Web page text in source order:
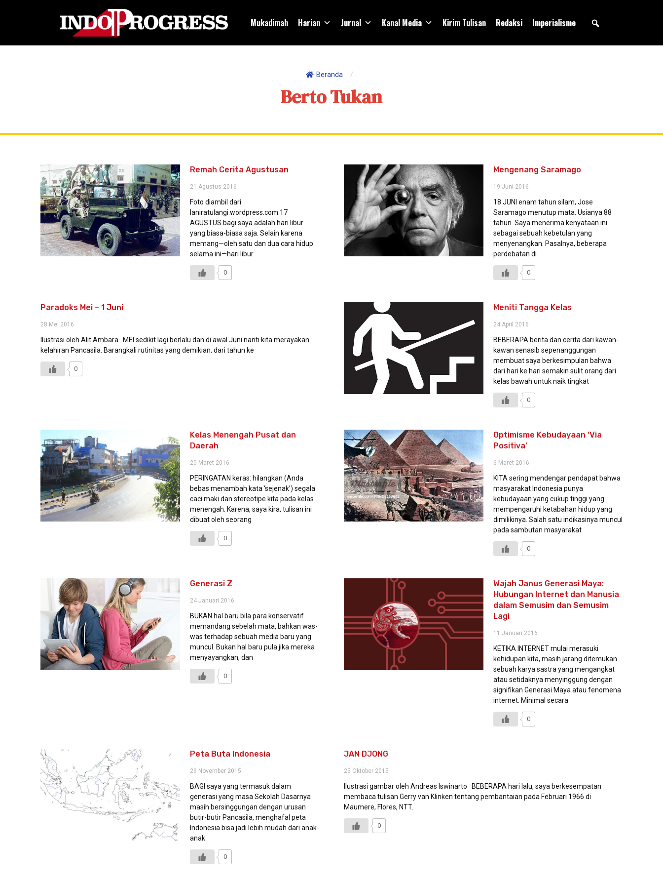
Mukadimah Harian Jurnal Kanal Media Kirim Tulisan Redaksi Imperialisme
Beranda /
Berto Tukan
Remah Cerita Agustusan
21 Agustus 2016
Foto diambil dari
laniratulangi.wordpress.com 17
AGUSTUS bagi saya adalah hari libur
yang biasa-biasa saja. Selain karena
memang—oleh satu dan dua cara hidup
selama ini—hari libur
0
Mengenang Saramago
19 Juni 2016
18 JUNI enam tahun silam, Jose
Saramago menutup mata. Usianya 88
tahun. Saya menerima kenyataan ini
sebagai sebuah kebetulan yang
menyenangkan. Pasalnya, beberapa
perdebatan di
0
Paradoks Mei – 1 Juni
28 Mei 2016
Ilustrasi oleh Alit Ambara MEI sedikit lagi berlalu dan di awal Juni nanti kita merayakan
kelahiran Pancasila. Barangkali rutinitas yang demikian, dari tahun ke
0
Meniti Tangga Kelas
24 April 2016
BEBERAPA berita dan cerita dari kawan-
kawan senasib sepenanggungan
membuat saya berkesimpulan bahwa
dari hari ke hari semakin sulit orang dari
kelas bawah untuk naik tingkat
0
Kelas Menengah Pusat dan
Daerah
20 Maret 2016
PERINGATAN keras: hilangkan (Anda
bebas menambah kata ‘sejenak’) segala
caci maki dan stereotipe kita pada kelas
menengah. Karena, saya kira, tulisan ini
dibuat oleh seorang
0
Optimisme Kebudayaan ‘Via
Positiva’
6 Maret 2016
KITA sering mendengar pendapat bahwa
masyarakat Indonesia punya
kebudayaan yang cukup tinggi yang
mempengaruhi ketabahan hidup yang
dimilikinya. Salah satu indikasinya muncul
pada sambutan masyarakat
0
Generasi Z
24 Januari 2016
BUKAN hal baru bila para konservatif
memandang sebelah mata, bahkan was-
was terhadap sebuah media baru yang
muncul. Bukan hal baru pula jika mereka
menyayangkan, dan
0
Wajah Janus Generasi Maya:
Hubungan Internet dan Manusia
dalam Semusim dan Semusim
Lagi
11 Januari 2016
KETIKA INTERNET mulai merasuki
kehidupan kita, masih jarang ditemukan
sebuah karya sastra yang mengangkat
atau setidaknya menyinggung dengan
signifikan Generasi Maya atau fenomena
internet. Minimal secara
0
Peta Buta Indonesia
29 November 2015
BAGI saya yang termasuk dalam
generasi yang masa Sekolah Dasarnya
masih bersinggungan dengan urusan
butir-butir Pancasila, menghafal peta
Indonesia bisa jadi lebih mudah dari anak-
anak
0
JAN DJONG
25 Oktober 2015
Ilustrasi gambar oleh Andreas Iswinarto BEBERAPA hari lalu, saya berkesempatan
membaca tulisan Gerry van Klinken tentang pembantaian pada Februari 1966 di
Maumere, Flores, NTT.
0